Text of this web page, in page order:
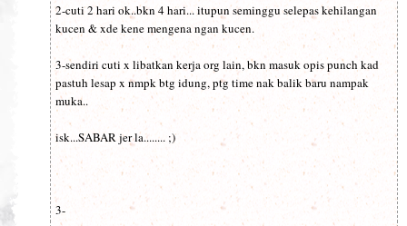
2-cuti 2 hari ok..bkn 4 hari... itupun seminggu selepas kehilangan
kucen & xde kene mengena ngan kucen.
3-sendiri cuti x libatkan kerja org lain, bkn masuk opis punch kad
pastuh lesap x nmpk btg idung, ptg time nak balik baru nampak
muka..
isk...SABAR jer la........ ;)
3-